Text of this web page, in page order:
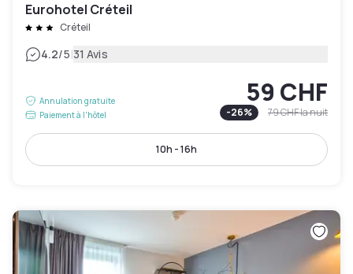
Eurohotel Créteil
Créteil
4.2/5|31 Avis
Annulation gratuite
Paiement à l'hôtel
59 CHF
-26% 79 CHFla nuit
10h - 16h